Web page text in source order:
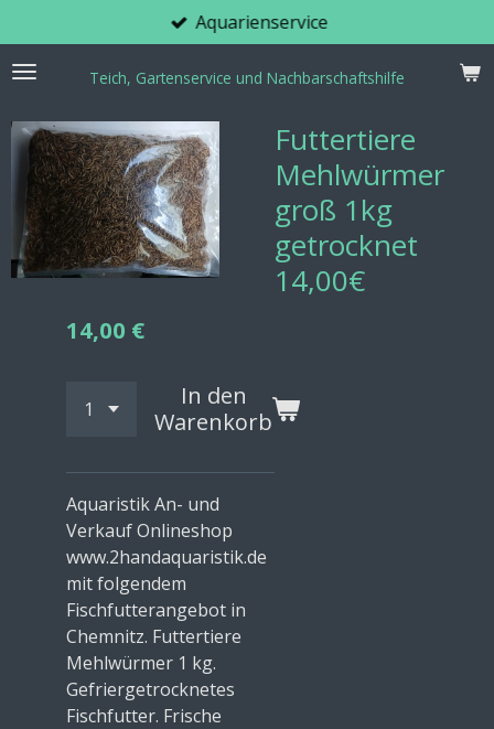
Hauptinhalt
springen
Teich, Gartenservice und Nachbarschaftshilfe
Aquarienservice
Futtertiere
Mehlwürmer
groß 1kg
getrocknet
14,00€
14,00 €
In den
Warenkorb
Aquaristik An- und
Verkauf Onlineshop
www.2handaquaristik.de
mit folgendem
Fischfutterangebot in
Chemnitz. Futtertiere
Mehlwürmer 1 kg.
Gefriergetrocknetes
Fischfutter. Frische